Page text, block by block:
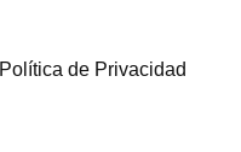
de Privacidad